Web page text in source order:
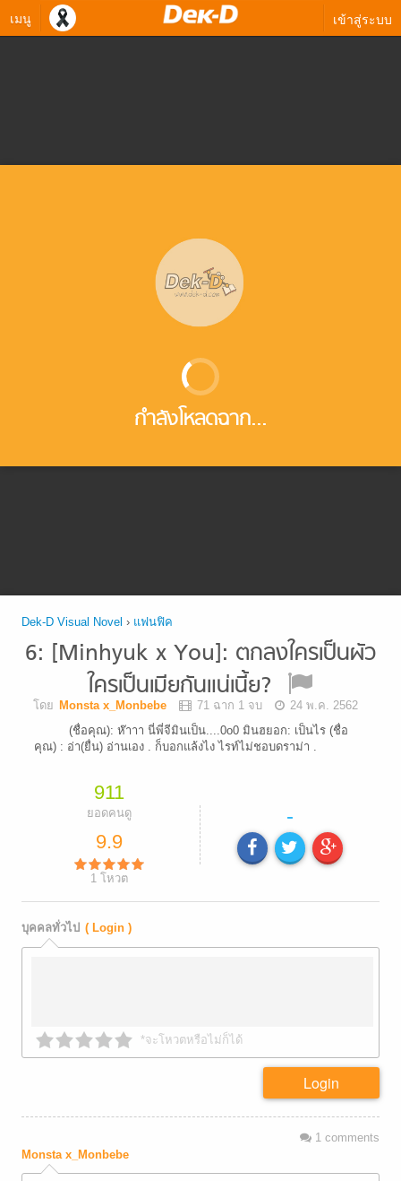
เมนู เข้าสู่ระบบ
กำลังโหลดฉาก...
Dek-D Visual Novel › แฟนฟิค
6: [Minhyuk x You]: ตกลงใครเป็นผัว
ใครเป็นเมียกันแน่เนี้ย?
โดย Monsta x_Monbebe 71 ฉาก 1 จบ
24 พ.ค. 2562
(ชื่อคุณ): ห๊าาา นี่พี่จีมินเป็น....0o0 มินฮยอก: เป็นไร (ชื่อ
คุณ) : อ่า(ยื่น) อ่านเอง . ก็บอกแล้งไง ไรท์ไม่ชอบดราม่า .
911
ยอดคนดู
9.9
1โหวต
-
บุคคลทั่วไป ( Login )
*จะโหวตหรือไม่ก็ได้
Login
1comments
Monsta x_Monbebe